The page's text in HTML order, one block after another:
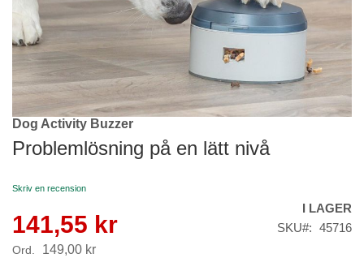
Skip
to
the
of
images
gallery
Dog Activity Buzzer
Problemlösning på en lätt nivå
Skriv en recension
Reapris
141,55 kr
Ord. 149,00 kr
I LAGER
SKU
45716